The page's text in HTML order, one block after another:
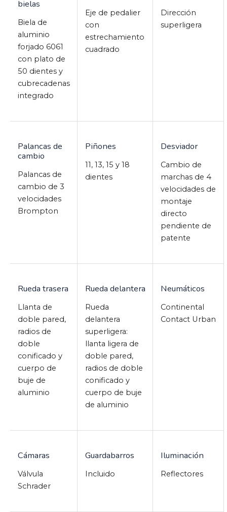
bielas
Biela de
aluminio
forjado 6061
con plato de
50 dientes y
cubrecadenas
integrado
Eje de pedalier
con
estrechamiento
cuadrado
Dirección
superligera
Palancas de
cambio
Palancas de
cambio de 3
velocidades
Brompton
Piñones
11, 13, 15 y 18
dientes
Desviador
Cambio de
marchas de 4
velocidades de
montaje
directo
pendiente de
patente
Rueda trasera
Llanta de
doble pared,
radios de
doble
conificado y
cuerpo de
buje de
aluminio
Rueda delantera
Rueda
delantera
superligera:
llanta ligera de
doble pared,
radios de doble
conificado y
cuerpo de buje
de aluminio
Neumáticos
Continental
Contact Urban
Cámaras
Válvula
Schrader
Guardabarros
Incluido
Iluminación
Reflectores